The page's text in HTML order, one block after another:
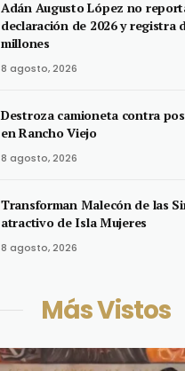
Adán Augusto López no
declaración de 2026 y registra
millones
8 agosto, 2026
Destroza camioneta contra
en Rancho Viejo
8 agosto, 2026
Transforman Malecón de las
atractivo de Isla Mujeres
8 agosto, 2026
Más Vistos